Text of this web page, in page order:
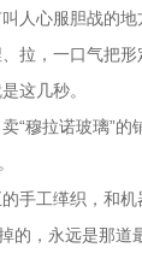
人心服胆战的
拉，一口气把
这几秒。
“穆拉诺玻璃”
工缂织，和
的，永远是那